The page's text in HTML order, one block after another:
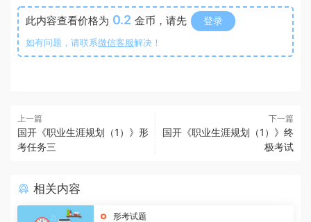
此内容查看价格为 0.2 金币，请先 登录
如有问题，请联系微信客服解决！
上一篇
国开《职业生涯规划（1）》形
考任务三
下一篇
国开《职业生涯规划（1）》终
极考试
相关内容
形考试题